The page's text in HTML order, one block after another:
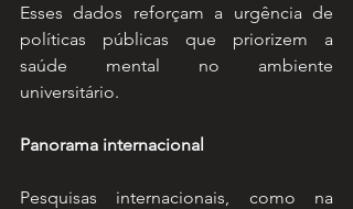
Esses dados reforçam a urgência de
políticas públicas que priorizem a
saúde mental no ambiente
universitário.
Panorama internacional
Pesquisas internacionais, como na